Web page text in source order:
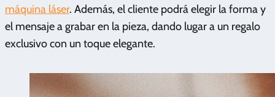
máquina láser. Además, el cliente podrá elegir la forma y
el mensaje a grabar en la pieza, dando lugar a un regalo
exclusivo con un toque elegante.